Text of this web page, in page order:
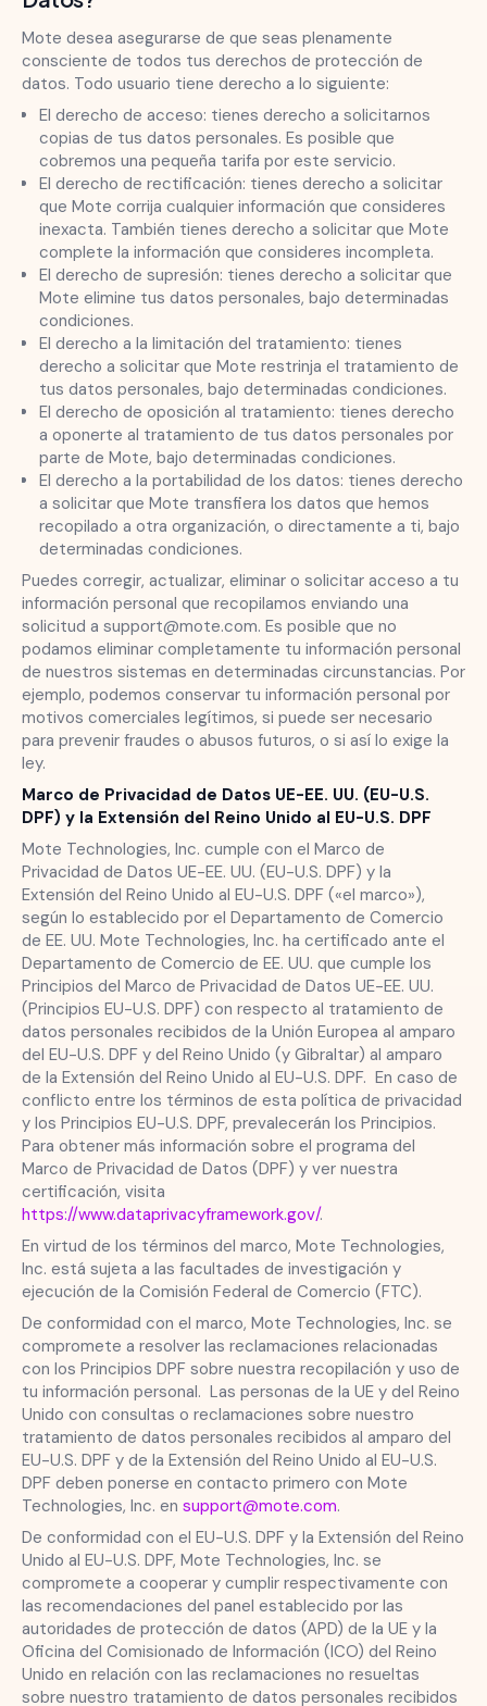
Mote desea asegurarse de que seas plenamente
consciente de todos tus derechos de protección de
datos. Todo usuario tiene derecho a lo siguiente:
El derecho de acceso: tienes derecho a solicitarnos
copias de tus datos personales. Es posible que
cobremos una pequeña tarifa por este servicio.
El derecho de rectificación: tienes derecho a solicitar
que Mote corrija cualquier información que consideres
inexacta. También tienes derecho a solicitar que Mote
complete la información que consideres incompleta.
El derecho de supresión: tienes derecho a solicitar que
Mote elimine tus datos personales, bajo determinadas
condiciones.
El derecho a la limitación del tratamiento: tienes
derecho a solicitar que Mote restrinja el tratamiento de
tus datos personales, bajo determinadas condiciones.
El derecho de oposición al tratamiento: tienes derecho
a oponerte al tratamiento de tus datos personales por
parte de Mote, bajo determinadas condiciones.
El derecho a la portabilidad de los datos: tienes derecho
a solicitar que Mote transfiera los datos que hemos
recopilado a otra organización, o directamente a ti, bajo
determinadas condiciones.
Puedes corregir, actualizar, eliminar o solicitar acceso a tu
información personal que recopilamos enviando una
solicitud a support@mote.com. Es posible que no
podamos eliminar completamente tu información personal
de nuestros sistemas en determinadas circunstancias. Por
ejemplo, podemos conservar tu información personal por
motivos comerciales legítimos, si puede ser necesario
para prevenir fraudes o abusos futuros, o si así lo exige la
ley.
Marco de Privacidad de Datos UE-EE. UU. (EU-U.S.
DPF) y la Extensión del Reino Unido al EU-U.S. DPF
Mote Technologies, Inc. cumple con el Marco de
Privacidad de Datos UE-EE. UU. (EU-U.S. DPF) y la
Extensión del Reino Unido al EU-U.S. DPF («el marco»),
según lo establecido por el Departamento de Comercio
de EE. UU. Mote Technologies, Inc. ha certificado ante el
Departamento de Comercio de EE. UU. que cumple los
Principios del Marco de Privacidad de Datos UE-EE. UU.
(Principios EU-U.S. DPF) con respecto al tratamiento de
datos personales recibidos de la Unión Europea al amparo
del EU-U.S. DPF y del Reino Unido (y Gibraltar) al amparo
de la Extensión del Reino Unido al EU-U.S. DPF. En caso de
conflicto entre los términos de esta política de privacidad
y los Principios EU-U.S. DPF, prevalecerán los Principios.
Para obtener más información sobre el programa del
Marco de Privacidad de Datos (DPF) y ver nuestra
certificación, visita
https://www.dataprivacyframework.gov/.
En virtud de los términos del marco, Mote Technologies,
Inc. está sujeta a las facultades de investigación y
ejecución de la Comisión Federal de Comercio (FTC).
De conformidad con el marco, Mote Technologies, Inc. se
compromete a resolver las reclamaciones relacionadas
con los Principios DPF sobre nuestra recopilación y uso de
tu información personal. Las personas de la UE y del Reino
Unido con consultas o reclamaciones sobre nuestro
tratamiento de datos personales recibidos al amparo del
EU-U.S. DPF y de la Extensión del Reino Unido al EU-U.S.
DPF deben ponerse en contacto primero con Mote
Technologies, Inc. en support@mote.com.
De conformidad con el EU-U.S. DPF y la Extensión del Reino
Unido al EU-U.S. DPF, Mote Technologies, Inc. se
compromete a cooperar y cumplir respectivamente con
las recomendaciones del panel establecido por las
autoridades de protección de datos (APD) de la UE y la
Oficina del Comisionado de Información (ICO) del Reino
Unido en relación con las reclamaciones no resueltas
sobre nuestro tratamiento de datos personales recibidos